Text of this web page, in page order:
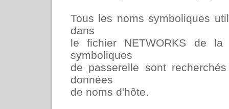
Tous les noms symboliques
dans
le fichier NETWORKS de
symboliques
de passerelle sont
données
de noms d'hôte.